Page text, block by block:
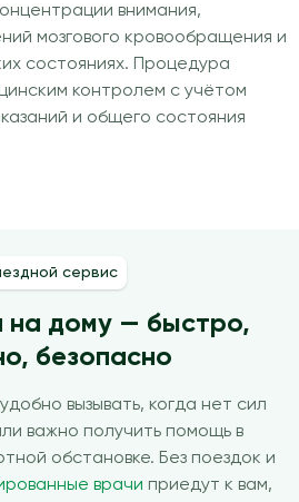
внимания,
мозгового кровообращения и
состояниях. Процедура
контролем с учётом
и общего состояния
сервис
на дому — быстро,
безопасно
вызывать, когда нет сил
важно получить помощь в
обстановке. Без поездок и
врачи приедут к вам,